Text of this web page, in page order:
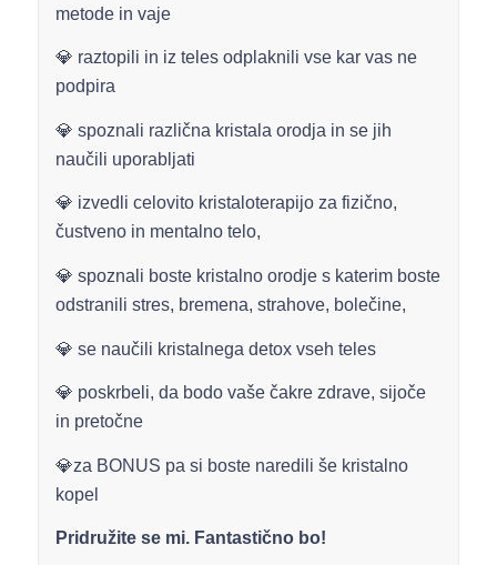
metode in vaje
💎 raztopili in iz teles odplaknili vse kar vas ne
podpira
💎 spoznali različna kristala orodja in se jih
naučili uporabljati
💎 izvedli celovito kristaloterapijo za fizično,
čustveno in mentalno telo,
💎 spoznali boste kristalno orodje s katerim boste
odstranili stres, bremena, strahove, bolečine,
💎 se naučili kristalnega detox vseh teles
💎 poskrbeli, da bodo vaše čakre zdrave, sijoče
in pretočne
💎za BONUS pa si boste naredili še kristalno
kopel
Pridružite se mi. Fantastično bo!